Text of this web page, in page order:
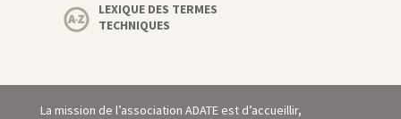
LEXIQUE DES TERMES
TECHNIQUES
La mission de l’association ADATE est d’accueillir,